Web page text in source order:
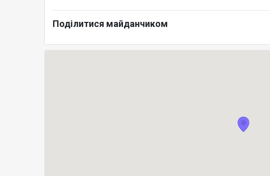
Поділитися майданчиком